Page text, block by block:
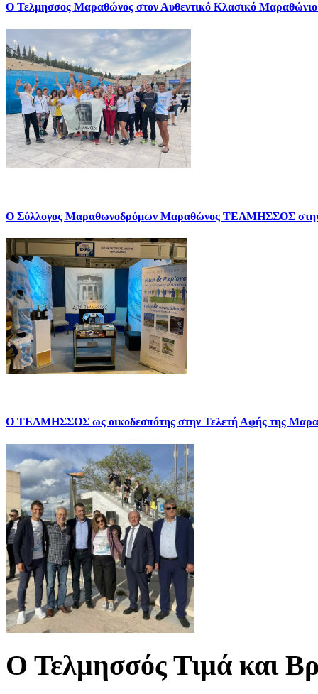
Ο Τελμησσος Μαραθώνος στον Αυθεντικό Κλασικό
Ο Σύλλογος Μαραθωνοδρόμων Μαραθώνος ΤΕΛΜΗΣΣΟΣ
Ο ΤΕΛΜΗΣΣΟΣ ως οικοδεσπότης στην Τελετή Αφής της
Ο Τελμησσός Τιμά και